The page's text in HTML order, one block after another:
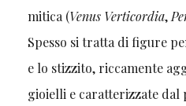
mitica (Venus Verticordia,
Spesso si tratta di figure
e lo stizzito, riccamente
gioielli e caratterizzate dal